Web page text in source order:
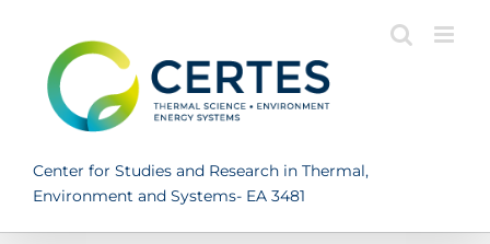
content
Center for Studies and Research in Thermal,
Environment and Systems- EA 3481